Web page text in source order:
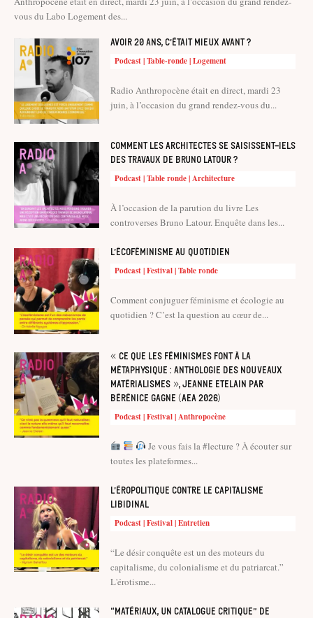
vous du Labo Logement des...
Avoir 20 ans, c’était mieux avant ?
Podcast | Table-ronde | Logement
Radio Anthropocène était en direct, mardi 23
juin, à l’occasion du grand rendez-vous du...
Comment les architectes se saisissent-iels
des travaux de Bruno Latour ?
Podcast | Table ronde | Architecture
À l’occasion de la parution du livre Les
controverses Bruno Latour. Enquête dans les...
L’écoféminisme au quotidien
Podcast | Festival | Table ronde
Comment conjuguer féminisme et écologie au
quotidien ? C’est la question au cœur de...
« Ce que les féminismes font à la
métaphysique : anthologie des nouveaux
matérialismes », Jeanne Etelain par
Bérénice Gagne (AEA 2026)
Podcast | Festival | Anthropocène
Je vous fais la #lecture ? À écouter sur
toutes les plateformes...
L’éropolitique contre le capitalisme
libidinal
Podcast | Festival | Entretien
“Le désir conquête est un des moteurs du
capitalisme, du colonialisme et du patriarcat.”
L'érotisme...
“Matériaux, un catalogue critique” de